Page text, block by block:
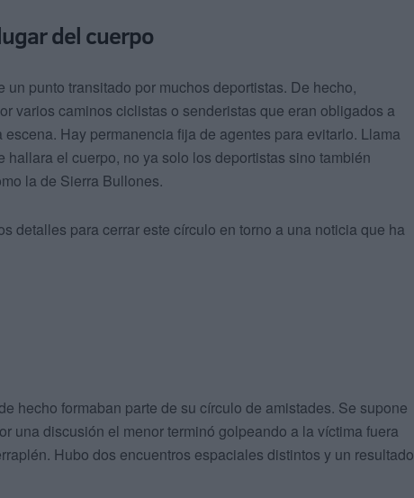
del cuerpo
punto transitado por muchos deportistas. De hecho,
varios caminos ciclistas o senderistas que eran obligados a
Hay permanencia fija de agentes para evitarlo. Llama
el cuerpo, no ya solo los deportistas sino también
la de Sierra Bullones.
detalles para cerrar este círculo en torno a una noticia que ha
hecho formaban parte de su círculo de amistades. Se supone
una discusión el menor terminó golpeando a la víctima fuera
Hubo dos encuentros espaciales distintos y un resultado